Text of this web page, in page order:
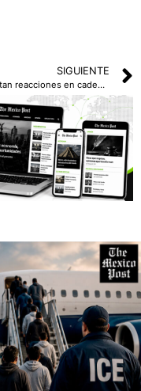
SIGUIENTE
Se desatan reacciones en cadena por ovación en Canadá a un veterano nazi